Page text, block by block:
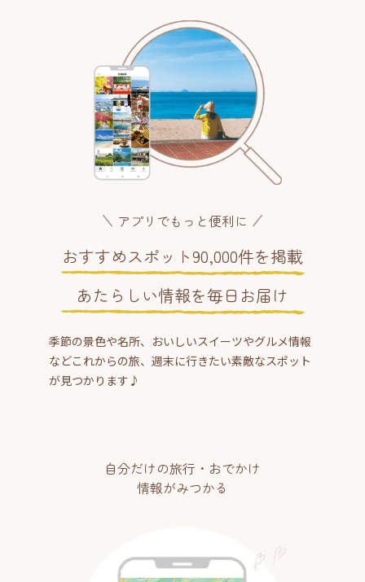
アプリでもっと便利に
おすすめスポット90,000件を掲載
あたらしい情報を毎日お届け
季節の景色や名所、おいしいスイーツやグルメ情報
などこれからの旅、週末に行きたい素敵なスポット
が見つかります♪
自分だけの旅行・おでかけ
情報がみつかる